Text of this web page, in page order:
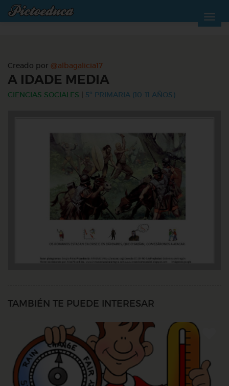
Creado por @albagalicia17
A IDADE MEDIA
CIENCIAS SOCIALES 5º PRIMARIA (10-11 AÑOS)
TAMBIÉN TE PUEDE INTERESAR